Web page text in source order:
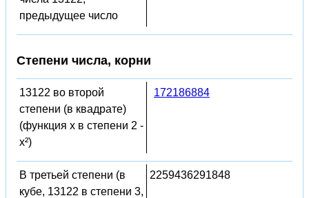
предыдущее число
Степени числа, корни
13122 во второй
степени (в квадрате)
(функция x в степени 2 -
x²)
172186884
В третьей степени (в
кубе, 13122 в степени 3,
2259436291848